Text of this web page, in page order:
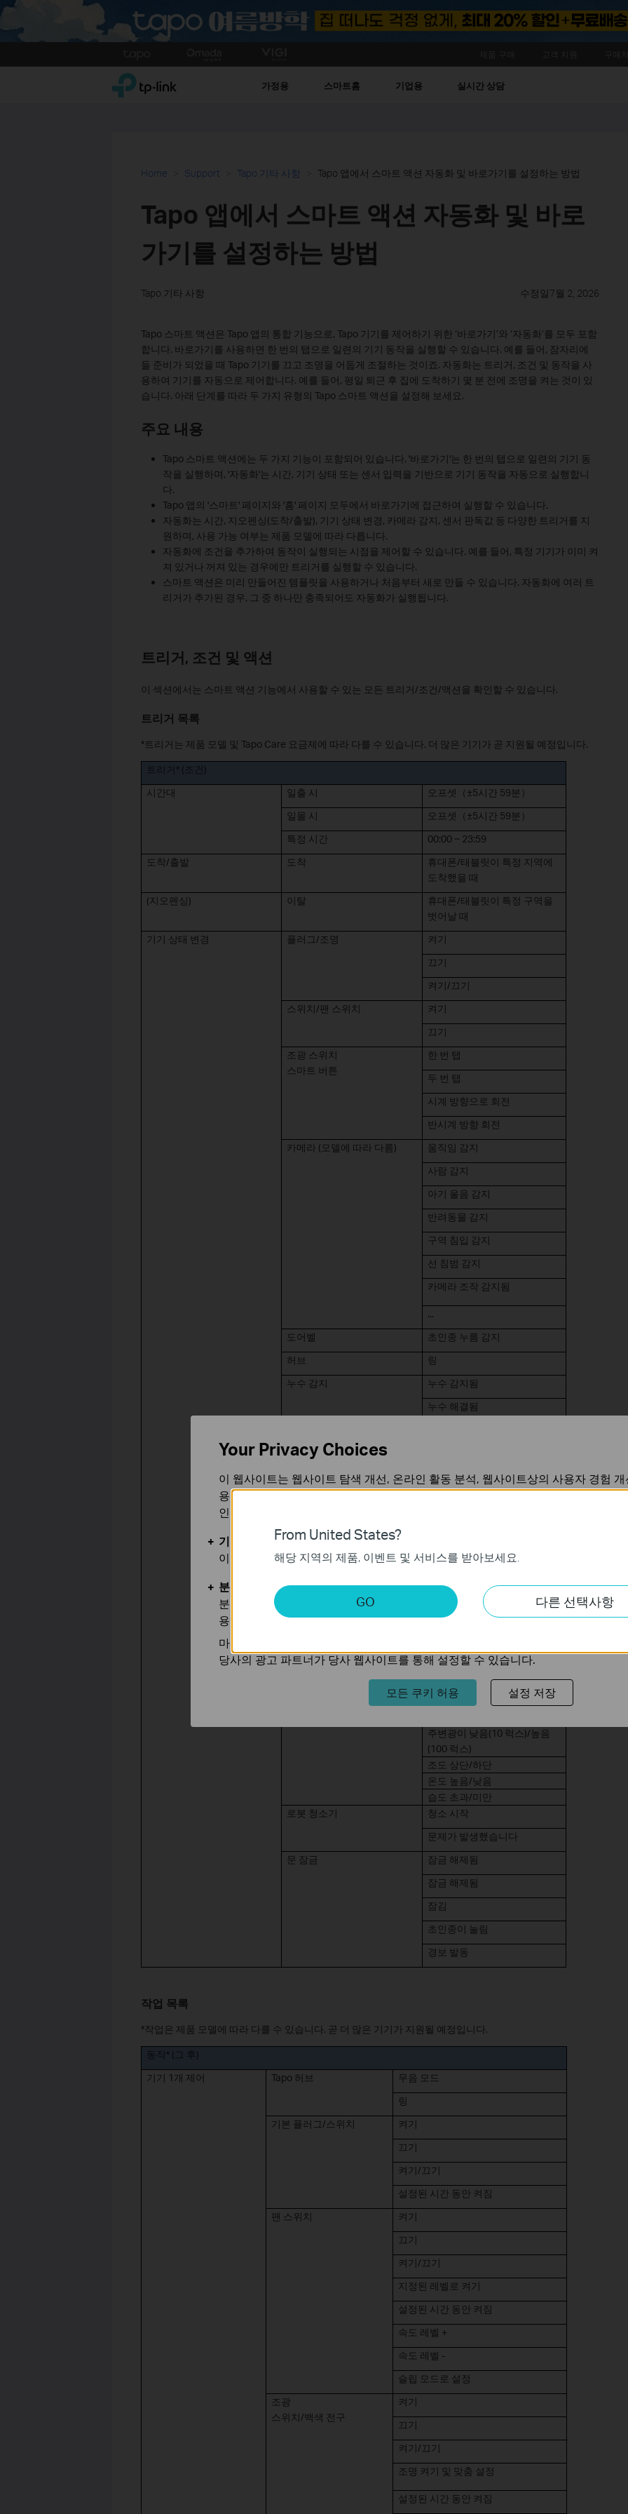
to
TP-Link, Reliably Smart 가정용 스마트홈 기업용 실시간 상담
Home Support Tapo 기타 사항 Tapo 앱에서 스마트 액션 자동화 및 바로가기를 설정하는 방법
Tapo 앱에서 스마트 액션 자동화 및 바로
가기를 설정하는 방법
Tapo 기타 사항 수정일7월 2, 2026
Tapo 스마트 액션은 Tapo 앱의 통합 기능으로, Tapo 기기를 제어하기 위한 ‘바로가기’와 ‘자동화’를 모두 포함
합니다. 바로가기를 사용하면 한 번의 탭으로 일련의 기기 동작을 실행할 수 있습니다. 예를 들어, 잠자리에
들 준비가 되었을 때 Tapo 기기를 끄고 조명을 어둡게 조절하는 것이죠. 자동화는 트리거, 조건 및 동작을 사
용하여 기기를 자동으로 제어합니다. 예를 들어, 평일 퇴근 후 집에 도착하기 몇 분 전에 조명을 켜는 것이 있
습니다. 아래 단계를 따라 두 가지 유형의 Tapo 스마트 액션을 설정해 보세요.
주요 내용
Tapo 스마트 액션에는 두 가지 기능이 포함되어 있습니다. '바로가기'는 한 번의 탭으로 일련의 기기 동
작을 실행하며, '자동화'는 시간, 기기 상태 또는 센서 입력을 기반으로 기기 동작을 자동으로 실행합니
다.
Tapo 앱의 '스마트' 페이지와 '홈' 페이지 모두에서 바로가기에 접근하여 실행할 수 있습니다.
자동화는 시간, 지오펜싱(도착/출발), 기기 상태 변경, 카메라 감지, 센서 판독값 등 다양한 트리거를 지
원하며, 사용 가능 여부는 제품 모델에 따라 다릅니다.
자동화에 조건을 추가하여 동작이 실행되는 시점을 제어할 수 있습니다. 예를 들어, 특정 기기가 이미 켜
져 있거나 꺼져 있는 경우에만 트리거를 실행할 수 있습니다.
스마트 액션은 미리 만들어진 템플릿을 사용하거나 처음부터 새로 만들 수 있습니다. 자동화에 여러 트
리거가 추가된 경우, 그 중 하나만 충족되어도 자동화가 실행됩니다.
트리거, 조건 및 액션
이 섹션에서는 스마트 액션 기능에서 사용할 수 있는 모든 트리거/조건/액션을 확인할 수 있습니다.
트리거 목록
*트리거는 제품 모델 및 Tapo Care 요금제에 따라 다를 수 있습니다. 더 많은 기기가 곧 지원될 예정입니다.
트리거* (조건)
시간대
일출 시
오프셋（±5시간 59분）
일몰 시
오프셋（±5시간 59분）
특정 시간
00:00 ~ 23:59
도착/출발
도착
휴대폰/태블릿이 특정 지역에
도착했을 때
(지오펜싱)
이탈
휴대폰/태블릿이 특정 구역을
벗어날 때
기기 상태 변경
플러그/조명
켜기
끄기
켜기/끄기
스위치/팬 스위치
켜기
끄기
조광 스위치
스마트 버튼
한 번 탭
두 번 탭
시계 방향으로 회전
반시계 방향 회전
카메라 (모델에 따라 다름)
움직임 감지
사람 감지
아기 울음 감지
반려동물 감지
구역 침입 감지
선 침범 감지
카메라 조작 감지됨
...
도어벨
초인종 누름 감지
허브
링
누수 감지
누수 감지됨
누수 해결됨
접촉 센서
열림
1분 동안 열린 상태 유지
설정된 시간 동안 열림 유지
온도 및 습도 센서
온도 범위（ -4℉ ~ 140℉）
습도 초과
습도 미만
재실/한동안 감지됨
주변광이 낮음(10 럭스)/높음
(100 럭스)
조도 상단/하단
온도 높음/낮음
습도 초과/미만
로봇 청소기
청소 시작
문제가 발생했습니다
문 잠금
잠금 해제됨
잠금 해제됨
잠김
초인종이 눌림
경보 발동
작업 목록
*작업은 제품 모델에 따라 다를 수 있습니다. 곧 더 많은 기기가 지원될 예정입니다.
동작* (그 후)
기기 1개 제어
Tapo 허브
무음 모드
링
기본 플러그/스위치
켜기
끄기
켜기/끄기
설정된 시간 동안 켜짐
팬 스위치
켜기
끄기
켜기/끄기
지정된 레벨로 켜기
설정된 시간 동안 켜짐
속도 레벨 +
속도 레벨 -
슬립 모드로 설정
조광
스위치/백색 전구
켜기
끄기
켜기/끄기
조명 켜기 및 맞춤 설정
설정된 시간 동안 켜짐
From United States?
해당 지역의 제품, 이벤트 및 서비스를 받아보세요.
GO 다른 선택사항
Your Privacy Choices
이 웹사이트는 웹사이트 탐색 개선, 온라인 활동 분석, 웹사이트상의 사용자 경험
용합니다. 귀하는 언제든지 쿠키 사용을 거부할 수 있습니다. 자세한 내용은개인정
인할 수 있습니다.
기본 쿠키
이 쿠키는 웹사이트가 작동하는 데 필요하며 사용자의 시스템에서 비활성화할 수 없
분석 및 마케팅 쿠키
분석 쿠키는 웹사이트의 기능을 개선하고 조정하기 위해 웹사이트에서의 사용자
용하는 쿠키입니다.
마케팅 쿠키는 귀하의 관심사에 대한 프로필을 생성하고 다른 웹사이트에서 관련
당사의 광고 파트너가 당사 웹사이트를 통해 설정할 수 있습니다.
모든 쿠키 허용 설정 저장